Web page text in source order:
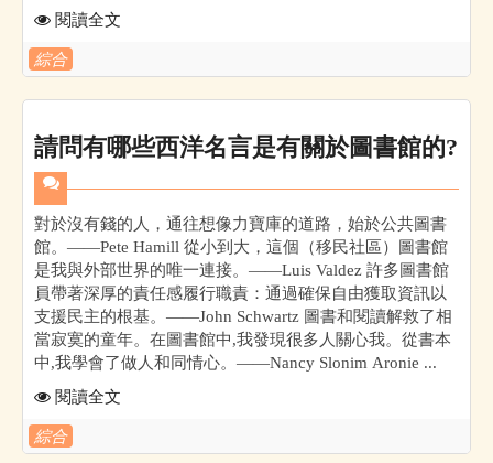
閱讀全文
綜合
請問有哪些西洋名言是有關於圖書館的?
對於沒有錢的人，通往想像力寶庫的道路，始於公共圖書
館。——Pete Hamill 從小到大，這個（移民社區）圖書館
是我與外部世界的唯一連接。——Luis Valdez 許多圖書館
員帶著深厚的責任感履行職責：通過確保自由獲取資訊以
支援民主的根基。——John Schwartz 圖書和閱讀解救了相
當寂寞的童年。在圖書館中,我發現很多人關心我。從書本
中,我學會了做人和同情心。——Nancy Slonim Aronie ...
閱讀全文
綜合